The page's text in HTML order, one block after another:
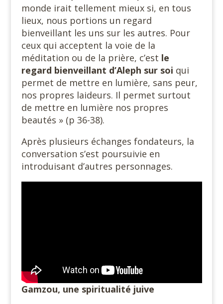
monde irait tellement mieux si, en tous
lieux, nous portions un regard
bienveillant les uns sur les autres. Pour
ceux qui acceptent la voie de la
méditation ou de la prière, c’est le
regard bienveillant d’Aleph sur soi qui
permet de mettre en lumière, sans peur,
nos propres laideurs. Il permet surtout
de mettre en lumière nos propres
beautés » (p 36-38).
Après plusieurs échanges fondateurs, la
conversation s’est poursuivie en
introduisant d’autres personnages.
Gamzou, une spiritualité juive